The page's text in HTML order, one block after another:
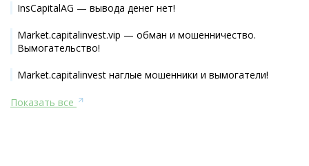
InsCapitalAG — вывода денег нет!
Market.capitalinvest.vip — обман и мошенничество.
Вымогательство!
Market.capitalinvest наглые мошенники и вымогатели!
Показать все